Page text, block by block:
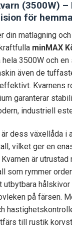
(3500W)
för
din matlagning
minMAX
3500W och
även de
Kvarnens
garanterar
industriell
dess växellåda i
vilket ger en
är utrustad
som rymmer
utbytbara
på färsen.
till rustik